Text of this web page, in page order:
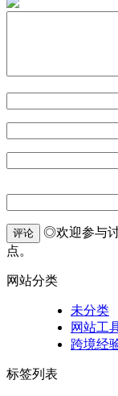
评论
◎欢迎参与
点。
网站分类
未分类
网站工
跨境经
标签列表